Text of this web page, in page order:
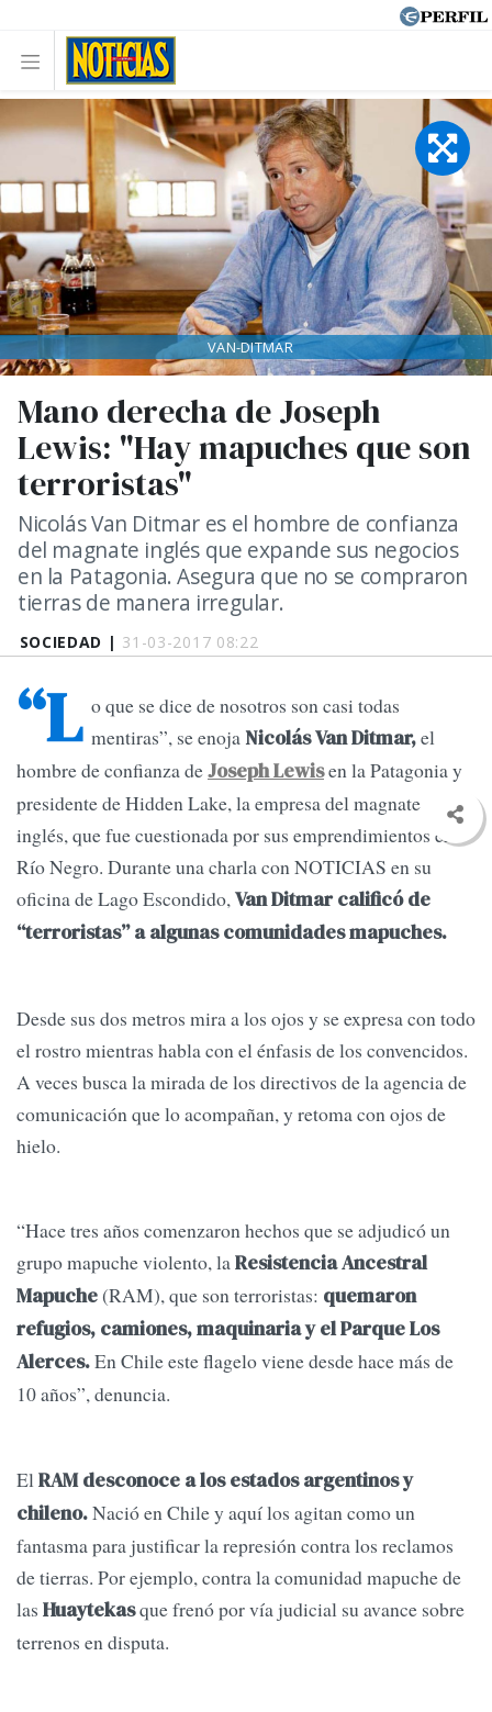
SOCIEDAD | 31-03-2017 08:22
Mano derecha de Joseph
Lewis: "Hay mapuches que son
terroristas"
Nicolás Van Ditmar es el hombre de confianza
del magnate inglés que expande sus negocios
en la Patagonia. Asegura que no se compraron
tierras de manera irregular.
VAN-DITMAR
“L o que se dice de nosotros son casi todas
mentiras”, se enojaNicolás Van Ditmar,el
hombre de confianza deJoseph Lewisen la Patagonia y
presidente de Hidden Lake, la empresa del magnate
inglés, que fue cuestionada por sus emprendimientos en
Río Negro. Durante una charla con NOTICIAS en su
oficina de Lago Escondido,Van Ditmar calificó de
“terroristas” a algunas comunidades mapuches.
Desde sus dos metros mira a los ojos y se expresa con todo
el rostro mientras habla con el énfasis de los convencidos.
A veces busca la mirada de los directivos de la agencia de
comunicación que lo acompañan, y retoma con ojos de
hielo.
“Hace tres años comenzaron hechos que se adjudicó un
grupo mapuche violento, laResistencia Ancestral
Mapuche(RAM), que son terroristas: quemaron
refugios, camiones, maquinaria y el Parque Los
Alerces.En Chile este flagelo viene desde hace más de
10 años”, denuncia.
ElRAM desconoce a los estados argentinos y
chileno.Nació en Chile y aquí los agitan como un
fantasma para justificar la represión contra los reclamos
de tierras. Por ejemplo, contra la comunidad mapuche de
las Huaytekasque frenó por vía judicial su avance sobre
terrenos en disputa.